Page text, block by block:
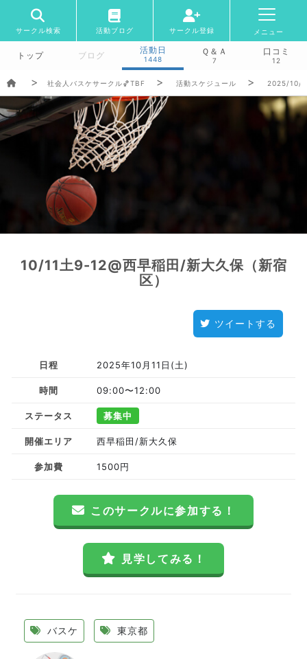
サークル検索 活動ブログ サークル登録 メニュー
トップ ブログ
活動日
1448
Ｑ＆Ａ
7
口コミ
12
社会人バスケサークル🏀TBF 活動スケジュール 2025/10/
10/11土9-12@西早稲田/新大久保（新宿
区）
ツイートする
日程 2025年10月11日(土)
時間 09:00〜12:00
ステータス 募集中
開催エリア 西早稲田/新大久保
参加費 1500円
このサークルに参加する！
見学してみる！
バスケ 東京都